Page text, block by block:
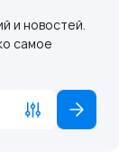
и новостей.
самое